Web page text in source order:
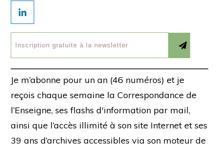
Je m’abonne pour un an (46 numéros) et je
reçois chaque semaine la Correspondance de
l’Enseigne, ses flashs d'information par mail,
ainsi que l’accès illimité à son site Internet et ses
39 ans d’archives accessibles via son moteur de